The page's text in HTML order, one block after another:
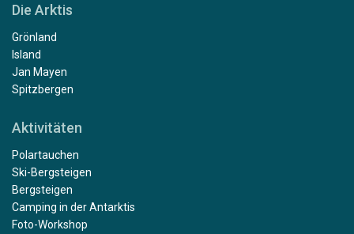
Die Arktis
Grönland
Island
Jan Mayen
Spitzbergen
Aktivitäten
Polartauchen
Ski-Bergsteigen
Bergsteigen
Camping in der Antarktis
Foto-Workshop